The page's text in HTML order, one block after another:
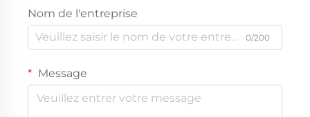
Nom de l'entreprise
0/200
Message